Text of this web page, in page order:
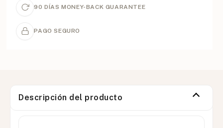
90 DÍAS MONEY-BACK GUARANTEE
PAGO SEGURO
Descripción del producto